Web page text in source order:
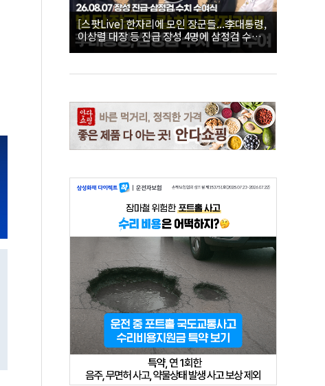
[스팟Live] 한자리에 모인 장군들...李대통령,
이상렬 대장 등 진급 장성 4명에 삼정검 수치
직접 수여｜26.08.07 장성 진급·삼정검 수치